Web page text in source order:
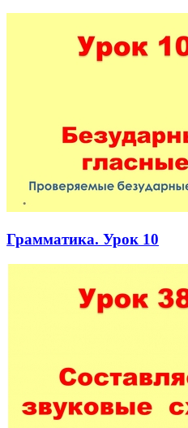
Грамматика. Урок 10